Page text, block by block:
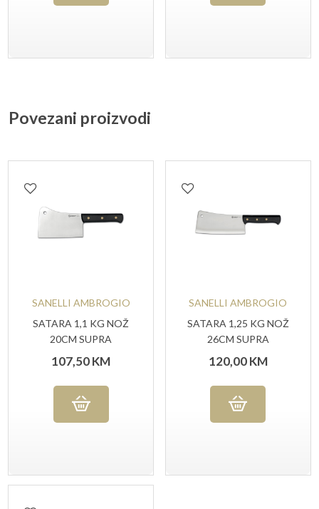
Povezani proizvodi
SANELLI AMBROGIO
SATARA 1,1 KG NOŽ
20CM SUPRA
107,50KM
SANELLI AMBROGIO
SATARA 1,25 KG NOŽ
26CM SUPRA
120,00KM